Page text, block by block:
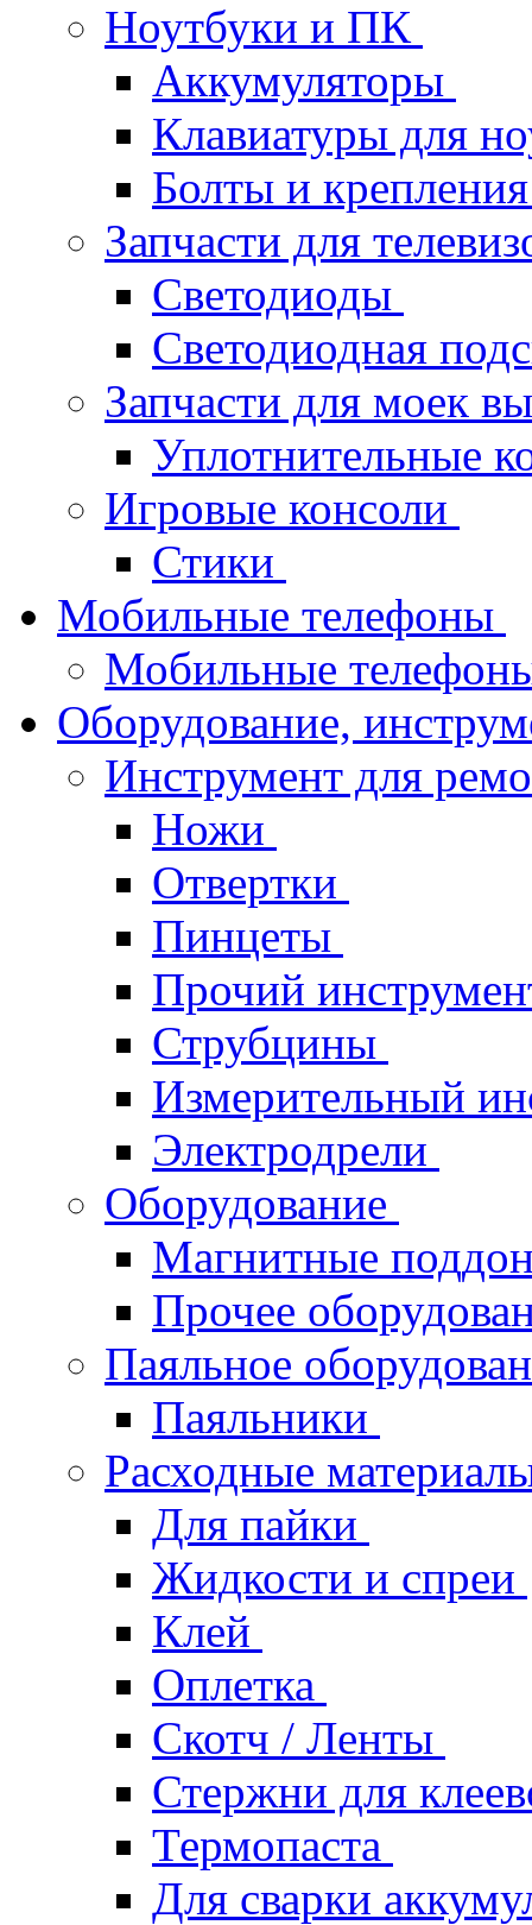
Ноутбуки и ПК
Аккумуляторы
Клавиатуры для
Болты и
Запчасти для
Светодиоды
Светодиодная
Запчасти для моек
Уплотнительные
Игровые консоли
Стики
Мобильные телефоны
Мобильные
Оборудование,
Инструмент для
Ножи
Отвертки
Пинцеты
Прочий
Струбцины
Измерительный
Электродрели
Оборудование
Магнитные
Прочее
Паяльное
Паяльники
Расходные
Для пайки
Жидкости и спреи
Клей
Оплетка
Скотч / Ленты
Стержни для
Термопаста
Для сварки